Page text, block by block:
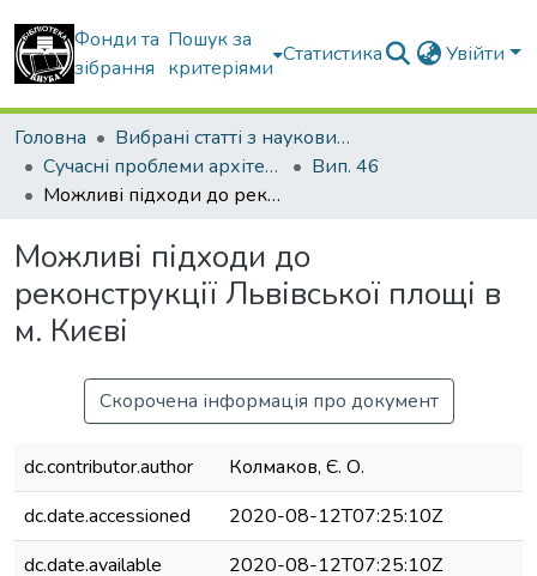
Фонди та
зібрання
Пошук за
критеріями
Статистика Увійти
Головна
Вибрані статті з наукових збірників КНУБА
Сучасні проблеми архітектури та містобудування
Вип. 46
Можливі підходи до реконструкції Львівської площі в м. Києві
Можливі підходи до
реконструкції Львівської площі в
м. Києві
Скорочена інформація про документ
dc.contributor.author
Колмаков, Є. О.
dc.date.accessioned
2020-08-12T07:25:10Z
dc.date.available
2020-08-12T07:25:10Z